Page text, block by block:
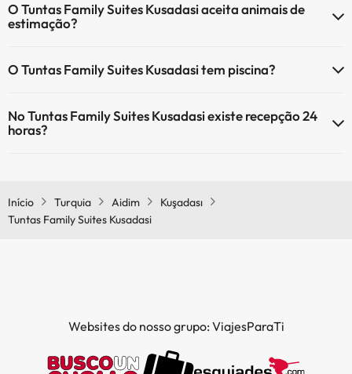
O Tuntas Family Suites Kusadasi aceita animais de
estimação?
O Tuntas Family Suites Kusadasi tem piscina?
adicional). Aqui tem mais info sobre a piscina e outras facilidades.
No Tuntas Family Suites Kusadasi existe recepção 24
horas?
Início Turquia Aidim
Kuşadası
Tuntas Family Suites Kusadasi
Websites do nosso grupo: ViajesParaTi